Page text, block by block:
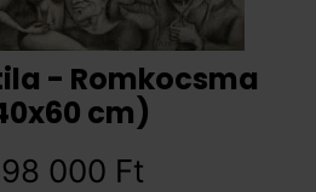
- Romkocsma
cm)
000 Ft